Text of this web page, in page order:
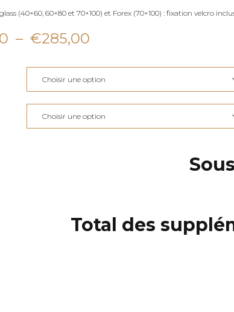
(40×60, 60×80 et 70×100) et Forex (70×100) : fixation velcro
– €285,00
prix :
€115,00
à
Total des